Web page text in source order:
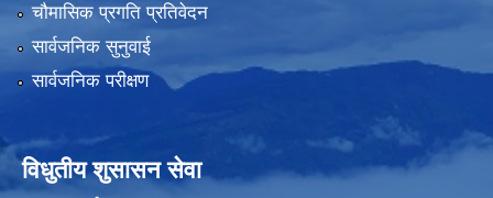
चौमासिक प्रगति प्रतिवेदन
सार्वजनिक सुनुवाई
सार्वजनिक परीक्षण
विधुतीय शुसासन सेवा